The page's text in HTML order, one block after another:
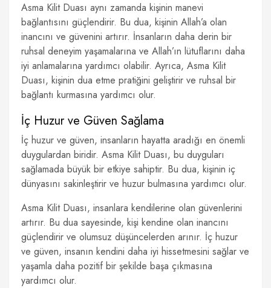
Asma Kilit Duası aynı zamanda kişinin manevi
bağlantısını güçlendirir. Bu dua, kişinin Allah’a olan
inancını ve güvenini artırır. İnsanların daha derin bir
ruhsal deneyim yaşamalarına ve Allah’ın lütuflarını daha
iyi anlamalarına yardımcı olabilir. Ayrıca, Asma Kilit
Duası, kişinin dua etme pratiğini geliştirir ve ruhsal bir
bağlantı kurmasına yardımcı olur.
İç Huzur ve Güven Sağlama
İç huzur ve güven, insanların hayatta aradığı en önemli
duygulardan biridir. Asma Kilit Duası, bu duyguları
sağlamada büyük bir etkiye sahiptir. Bu dua, kişinin iç
dünyasını sakinleştirir ve huzur bulmasına yardımcı olur.
Asma Kilit Duası, insanlara kendilerine olan güvenlerini
artırır. Bu dua sayesinde, kişi kendine olan inancını
güçlendirir ve olumsuz düşüncelerden arınır. İç huzur
ve güven, insanın kendini daha iyi hissetmesini sağlar ve
yaşamla daha pozitif bir şekilde başa çıkmasına
yardımcı olur.